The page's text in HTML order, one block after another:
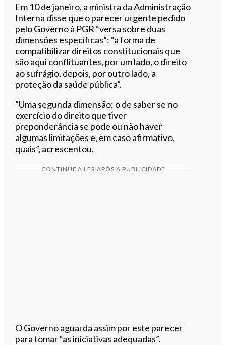
Em 10 de janeiro, a ministra da Administração
Interna disse que o parecer urgente pedido
pelo Governo à PGR “versa sobre duas
dimensões específicas”: “a forma de
compatibilizar direitos constitucionais que
são aqui conflituantes, por um lado, o direito
ao sufrágio, depois, por outro lado, a
proteção da saúde pública”.
“Uma segunda dimensão: o de saber se no
exercício do direito que tiver
preponderância se pode ou não haver
algumas limitações e, em caso afirmativo,
quais”, acrescentou.
CONTINUE A LER APÓS A PUBLICIDADE
O Governo aguarda assim por este parecer
para tomar “as iniciativas adequadas”.